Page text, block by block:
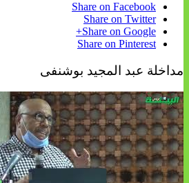
Share on Facebook
Share on Twitter
Share on Google+
Share on Pinterest
مداخلة عبد المجيد بوشنفى